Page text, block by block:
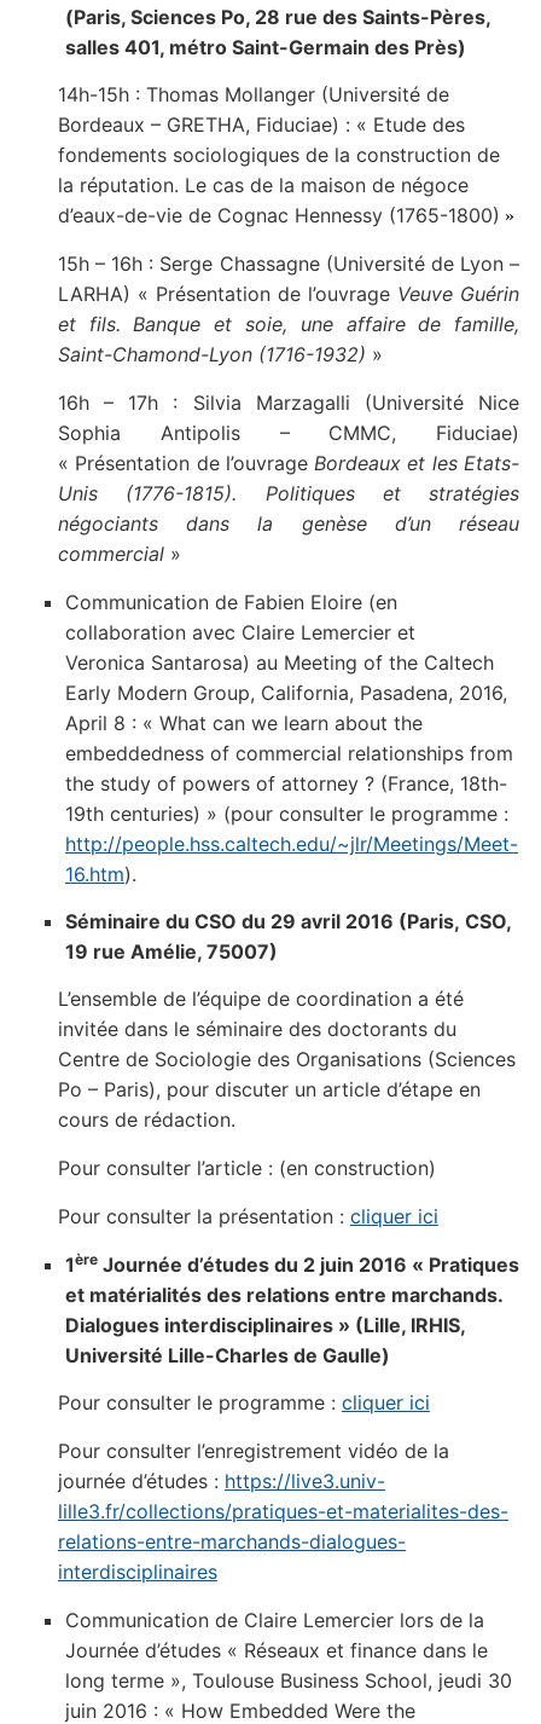
(Paris, Sciences Po, 28 rue des Saints-Pères,
salles 401, métro Saint-Germain des Près)
14h-15h : Thomas Mollanger (Université de
Bordeaux – GRETHA, Fiduciae) : « Etude des
fondements sociologiques de la construction de
la réputation. Le cas de la maison de négoce
d’eaux-de-vie de Cognac Hennessy (1765-1800) »
15h – 16h : Serge Chassagne (Université de Lyon –
LARHA) « Présentation de l’ouvrage Veuve Guérin
et fils. Banque et soie, une affaire de famille,
Saint-Chamond-Lyon (1716-1932) »
16h – 17h : Silvia Marzagalli (Université Nice
Sophia Antipolis – CMMC, Fiduciae)
« Présentation de l’ouvrageBordeaux et les Etats-
Unis (1776-1815). Politiques et stratégies
négociants dans la genèse d’un réseau
commercial»
Communication de Fabien Eloire (en
collaboration avec Claire Lemercier et
Veronica Santarosa) au Meeting of the Caltech
Early Modern Group, California, Pasadena, 2016,
April 8 : « What can we learn about the
embeddedness of commercial relationships from
the study of powers of attorney ? (France, 18th-
19th centuries) » (pour consulter le programme :
http://people.hss.caltech.edu/~jlr/Meetings/Meet-
16.htm).
Séminaire du CSO du 29 avril 2016 (Paris, CSO,
19 rue Amélie, 75007)
L’ensemble de l’équipe de coordination a été
invitée dans le séminaire des doctorants du
Centre de Sociologie des Organisations (Sciences
Po – Paris), pour discuter un article d’étape en
cours de rédaction.
Pour consulter l’article : (en construction)
Pour consulter la présentation : cliquer ici
1èreJournée d’études du 2 juin 2016 « Pratiques
et matérialités des relations entre marchands.
Dialogues interdisciplinaires » (Lille, IRHIS,
Université Lille-Charles de Gaulle)
Pour consulter le programme : cliquer ici
Pour consulter l’enregistrement vidéo de la
journée d’études : https://live3.univ-
lille3.fr/collections/pratiques-et-materialites-des-
relations-entre-marchands-dialogues-
interdisciplinaires
Communication de Claire Lemercier lors de la
Journée d’études « Réseaux et finance dans le
long terme », Toulouse Business School, jeudi 30
juin 2016 : « How Embedded Were the